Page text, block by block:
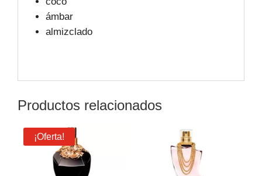
ámbar
almizclado
Productos relacionados
¡Oferta!